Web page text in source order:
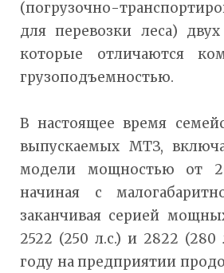
(погрузочно-
для перевозки леса)
которые отличаются
грузоподъемностью.
В настоящее время
выпускаемых МТЗ,
модели мощностью от
начиная с
заканчивая серией
2522 (250 л.с.) и 2822 (280
году на предприятии